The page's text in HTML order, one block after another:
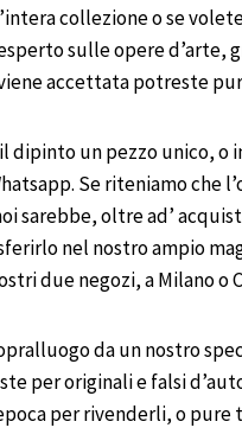
collezione o se
sulle opere
accettata potreste
un pezzo unico, o
Se riteniamo che
sarebbe, oltre ad’
nel nostro ampio
due negozi, a Milano o
da un nostro
per originali e falsi
per rivenderli, o